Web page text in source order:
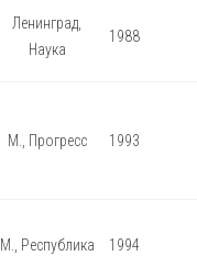
Ленинград,
Наука
1988
М., Прогресс 1993
М., Республика 1994